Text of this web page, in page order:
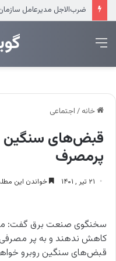
منو
خانه / اجتماعی
قبض‌های سنگین
پرمصرف
۲۱ تیر , ۱۴۰۱ خواندن این مطلب 3 دقیقه زمان
سخنگوی صنعت برق گفت:
کاهش ندهند و به پر مصرفی
قبض‌های سنگین روبرو